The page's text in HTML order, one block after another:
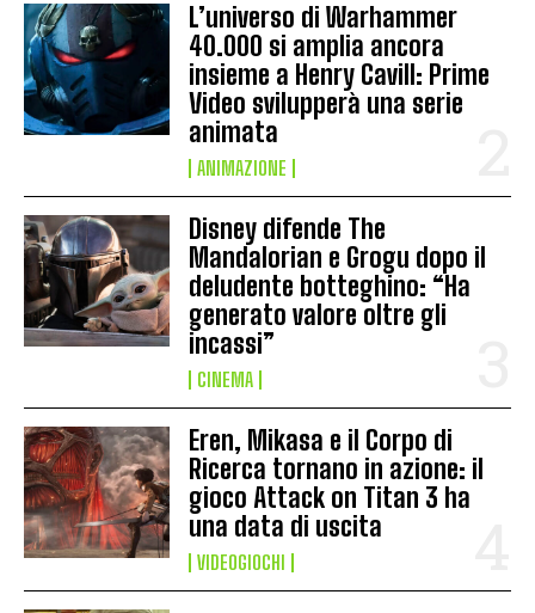
L’universo di Warhammer
40.000 si amplia ancora
insieme a Henry Cavill: Prime
Video svilupperà una serie
animata
ANIMAZIONE
Disney difende The
Mandalorian e Grogu dopo il
deludente botteghino: “Ha
generato valore oltre gli
incassi”
CINEMA
Eren, Mikasa e il Corpo di
Ricerca tornano in azione: il
gioco Attack on Titan 3 ha
una data di uscita
VIDEOGIOCHI